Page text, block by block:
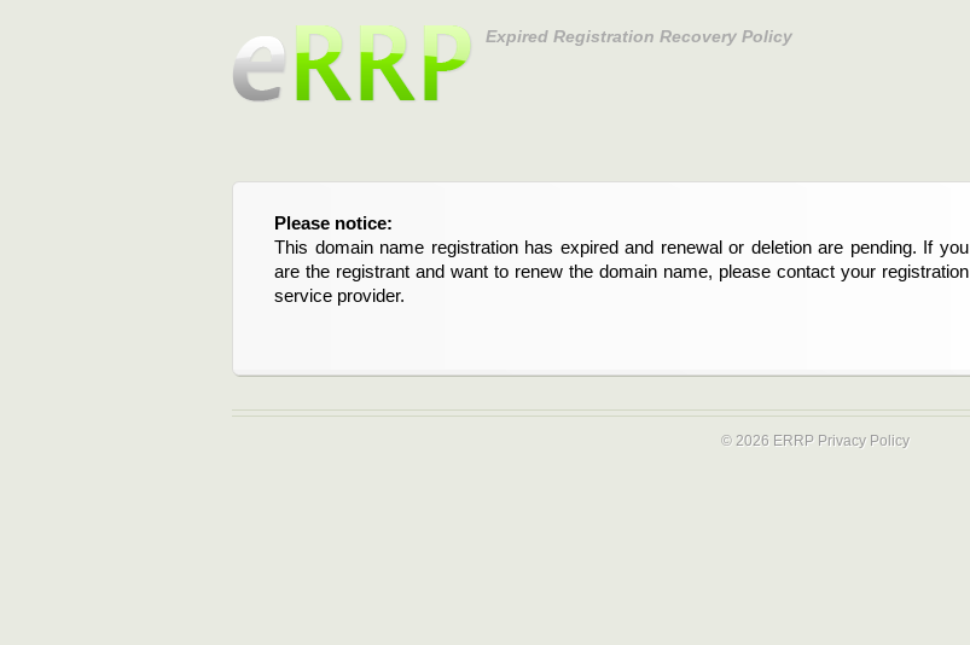
Expired Registration Recovery Policy
Please notice:
This domain name registration has expired and renewal or deletion are pending. If you
are the registrant and want to renew the domain name, please contact your registration
service provider.
Bitte beachten Sie:
Diese Domainregistrierung ist abgelaufen und die Verlängerung oder Löschung der
Domain stehen an. Wenn Sie der Registrant sind und die Domainregistrierung
verlängern möchten, kontaktieren Sie bitte Ihren Service-Provider.
© 2026 ERRP Privacy Policy